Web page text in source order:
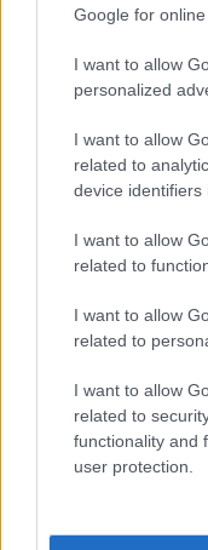
Google for
I want to allow
personalized
I want to allow
related to
device identifiers
I want to allow
related to
I want to allow
related to
I want to allow
related to
functionality and
user protection.
Ο Ιοβόλος υπάρχει
καινούριο».
συντακτική ομάδα
πίσω από τη μυστική
χαβαλετζήδες,
σεβαστοί
συντηρητισμό της
Διαβάστε